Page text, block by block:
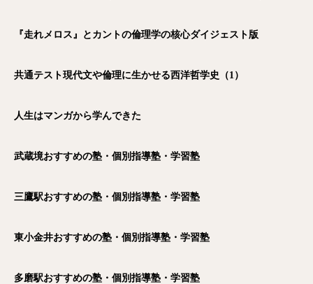
『走れメロス』とカントの倫理学の核心ダイジェスト版
共通テスト現代文や倫理に生かせる西洋哲学史（1）
人生はマンガから学んできた
武蔵境おすすめの塾・個別指導塾・学習塾
三鷹駅おすすめの塾・個別指導塾・学習塾
東小金井おすすめの塾・個別指導塾・学習塾
多磨駅おすすめの塾・個別指導塾・学習塾